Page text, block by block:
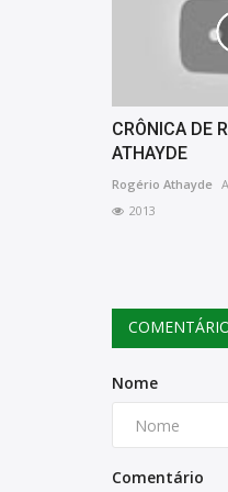
CRÔNICA DE
ATHAYDE
Rogério Athayde
2013
Nome
Comentário
Visão Espírita
5